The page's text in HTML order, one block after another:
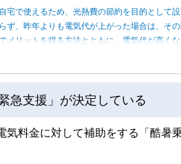
宅で使えるため、光熱費の節約を目的として
ず、昨年よりも電気代が上がった場合は、そ
メリットを得る方法とともに、電気代が高く
急支援」が決定している
料金に対して補助をする「酷暑